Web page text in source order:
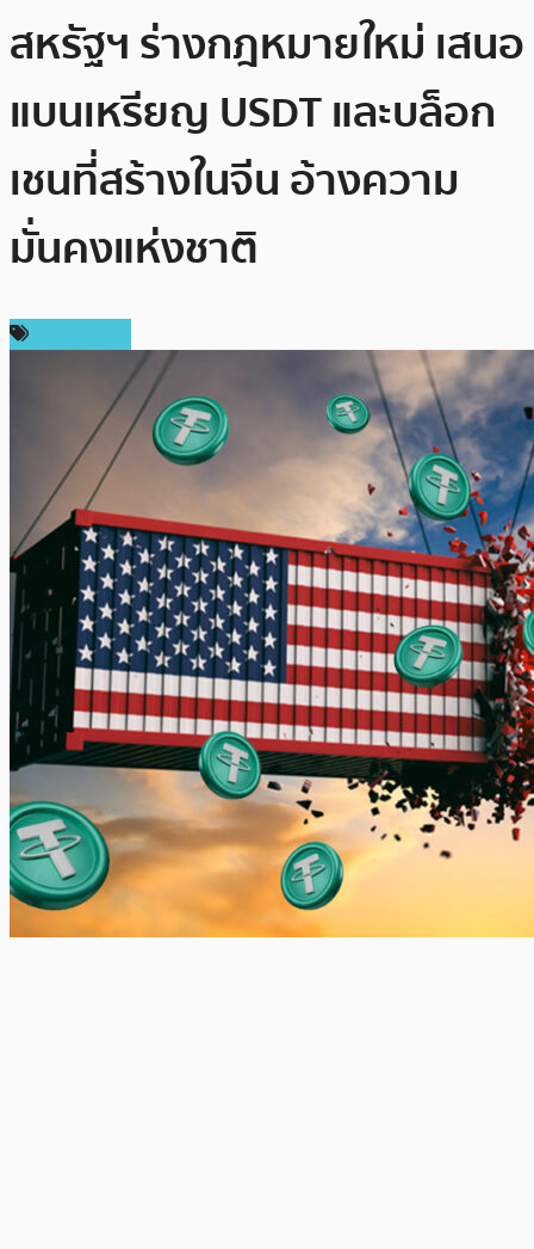
สหรัฐฯ ร่างกฎหมายใหม่ เสนอ
แบนเหรียญ USDT และบล็อก
เชนที่สร้างในจีน อ้างความ
มั่นคงแห่งชาติ